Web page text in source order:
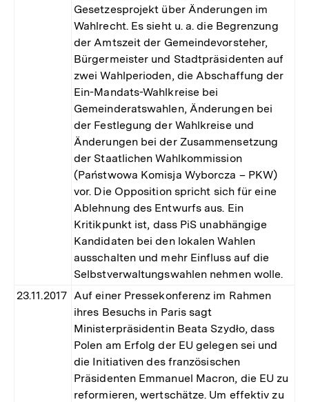
Gesetzesprojekt über Änderungen im
Wahlrecht. Es sieht u. a. die Begrenzung
der Amtszeit der Gemeindevorsteher,
Bürgermeister und Stadtpräsidenten auf
zwei Wahlperioden, die Abschaffung der
Ein-Mandats-Wahlkreise bei
Gemeinderatswahlen, Änderungen bei
der Festlegung der Wahlkreise und
Änderungen bei der Zusammensetzung
der Staatlichen Wahlkommission
(Państwowa Komisja Wyborcza – PKW)
vor. Die Opposition spricht sich für eine
Ablehnung des Entwurfs aus. Ein
Kritikpunkt ist, dass PiS unabhängige
Kandidaten bei den lokalen Wahlen
ausschalten und mehr Einfluss auf die
Selbstverwaltungswahlen nehmen wolle.
23.11.2017 Auf einer Pressekonferenz im Rahmen
ihres Besuchs in Paris sagt
Ministerpräsidentin Beata Szydło, dass
Polen am Erfolg der EU gelegen sei und
die Initiativen des französischen
Präsidenten Emmanuel Macron, die EU zu
reformieren, wertschätze. Um effektiv zu